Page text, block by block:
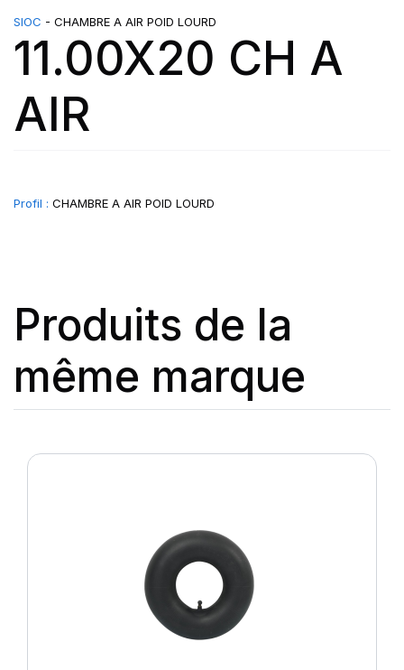
SIOC - CHAMBRE A AIR POID LOURD
11.00X20 CH A
AIR
Profil : CHAMBRE A AIR POID LOURD
Produits de la
même marque